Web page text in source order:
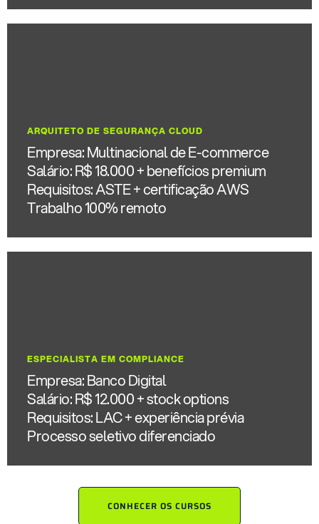
ARQUITETO DE SEGURANÇA CLOUD
Empresa: Multinacional de E-commerce
Salário: R$ 18.000 + benefícios premium
Requisitos: ASTE + certificação AWS
Trabalho 100% remoto
ESPECIALISTA EM COMPLIANCE
Empresa: Banco Digital
Salário: R$ 12.000 + stock options
Requisitos: LAC + experiência prévia
Processo seletivo diferenciado
CONHECER OS CURSOS